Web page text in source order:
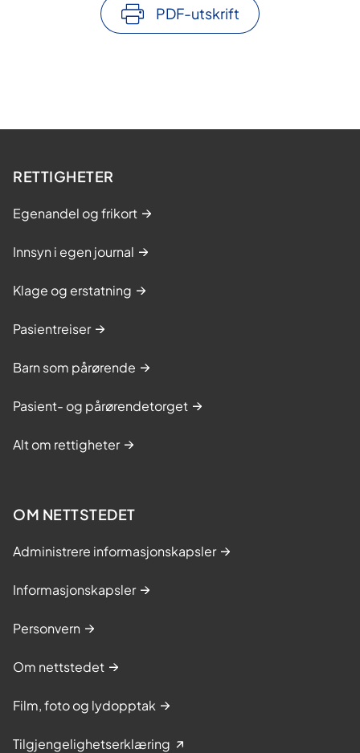
PDF-utskrift
RETTIGHETER
Egenandel og frikort
Innsyn i egen journal
Klage og erstatning
Pasientreiser
Barn som pårørende
Pasient- og pårørendetorget
Alt om rettigheter
OM NETTSTEDET
Administrere informasjonskapsler
Informasjonskapsler
Personvern
Om nettstedet
Film, foto og lydopptak
Tilgjengelighetserklæring